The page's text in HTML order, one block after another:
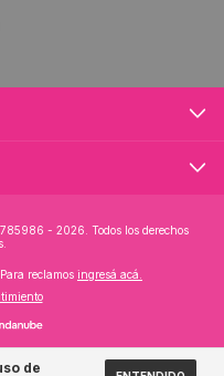
de
- 2026. Todos los derechos
reclamos ingresá acá.